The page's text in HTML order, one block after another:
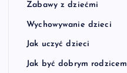
Zabawy z dziećmi
Wychowywanie dzieci
Jak uczyć dzieci
Jak być dobrym rodzicem